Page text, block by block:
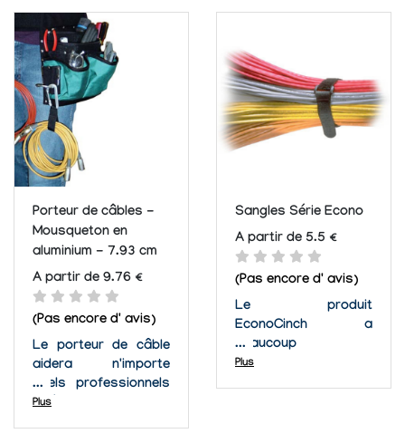
pour tenir dans votre
poche, mais
suffisamment solide
pour garder votre fils
de petit calibre sans
enchevêtrement. ni
volumineuses...
rangés d'une manière
ordonnée et sans
risque de les abimer.
Porteur de câbles -
Mousqueton en
aluminium - 7.93 cm
A partir de 9.76 €
(Pas encore d' avis)
Le porteur de câble
aidera n'importe
quels professionnels
spécialiste de
Plus
Sangles Série Econo
A partir de 5.5 €
(Pas encore d' avis)
Le produit
EconoCinch a
beaucoup
d'utilisations ;
Plus